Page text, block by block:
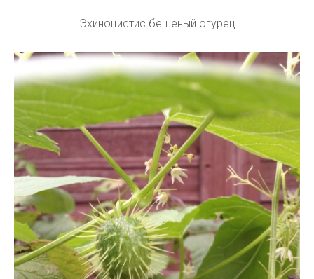
Эхиноцистис бешеный огурец